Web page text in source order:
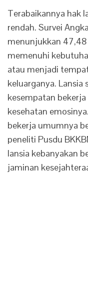
Terabaikannya hak
rendah. Survei
menunjukkan 47,48
memenuhi
atau menjadi
keluarganya. Lansia
kesempatan
kesehatan
bekerja umumnya
peneliti Pusdu
lansia kebanyakan
jaminan